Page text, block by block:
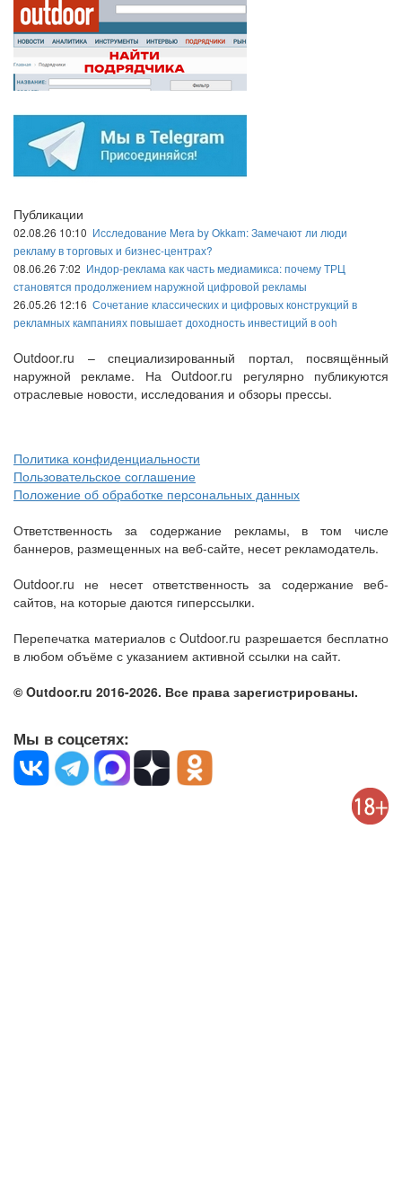
Публикации
02.08.26 10:10 Исследование Mera by Okkam: Замечают ли люди
рекламу в торговых и бизнес-центрах?
08.06.26 7:02 Индор-реклама как часть медиамикса: почему ТРЦ
становятся продолжением наружной цифровой рекламы
26.05.26 12:16 Сочетание классических и цифровых конструкций в
рекламных кампаниях повышает доходность инвестиций в ooh
Outdoor.ru – специализированный портал, посвящённый
наружной рекламе. На Outdoor.ru регулярно публикуются
отраслевые новости, исследования и обзоры прессы.
Политика конфиденциальности
Пользовательское соглашение
Положение об обработке персональных данных
Ответственность за содержание рекламы, в том числе
баннеров, размещенных на веб-сайте, несет рекламодатель.
Outdoor.ru не несет ответственность за содержание веб-
сайтов, на которые даются гиперссылки.
Перепечатка материалов с Outdoor.ru разрешается бесплатно
в любом объёме с указанием активной ссылки на сайт.
© Outdoor.ru 2016-2026. Все права зарегистрированы.
Мы в соцсетях: